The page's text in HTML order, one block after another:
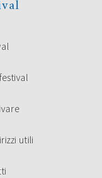
utili